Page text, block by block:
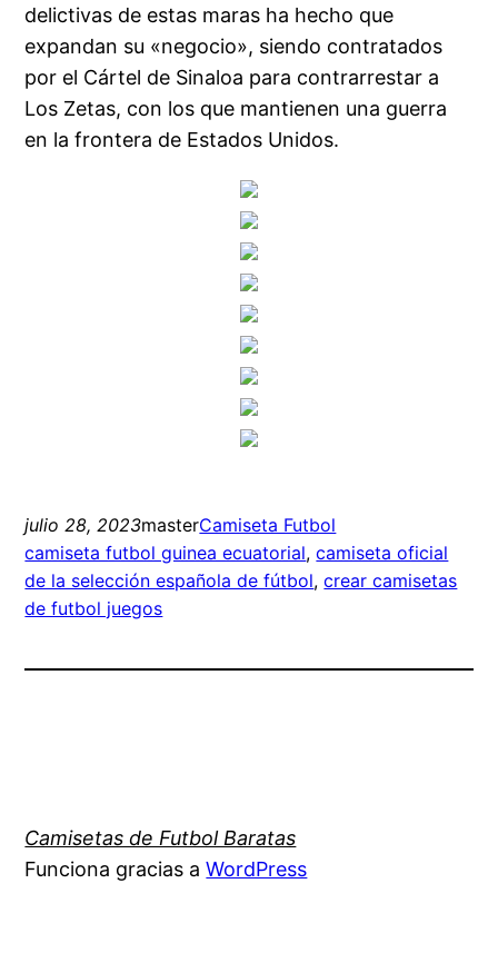
delictivas de estas maras ha hecho que
expandan su «negocio», siendo contratados
por el Cártel de Sinaloa para contrarrestar a
Los Zetas, con los que mantienen una guerra
en la frontera de Estados Unidos.
julio 28, 2023masterCamiseta Futbol
camiseta futbol guinea ecuatorial, camiseta oficial
de la selección española de fútbol, crear camisetas
de futbol juegos
Camisetas de Futbol Baratas
Funciona gracias aWordPress